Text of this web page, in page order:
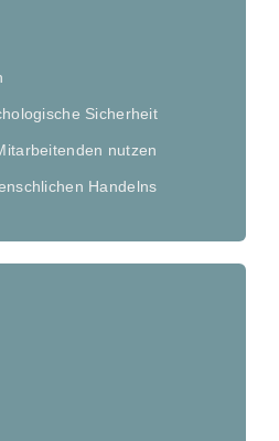
Sicherheit
nutzen
Handelns